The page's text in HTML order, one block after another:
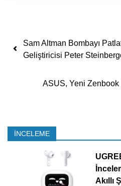
Yazı dolaşımı
Sam Altman Bombayı
Geliştiricisi Peter
ASUS, Yeni Zenbook
İNCELEME
Akıllı